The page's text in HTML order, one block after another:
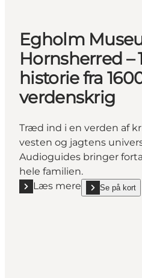
Egholm
Hornsherred –
historie fra
verdenskrig
Træd ind i en verden af
vesten og jagtens
Audioguides bringer
hele familien.
Læs mere
Læs mere "EgholmSe på kort
show Egholm